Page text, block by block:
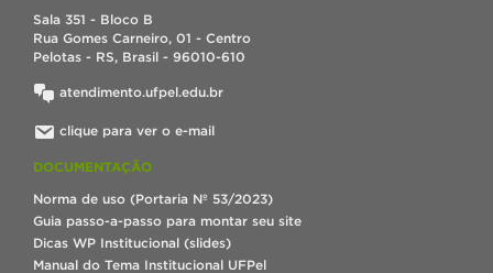
Sala 351 - Bloco B
Rua Gomes Carneiro, 01 - Centro
Pelotas - RS, Brasil - 96010-610
atendimento.ufpel.edu.br
clique para ver o e-mail
DOCUMENTAÇÃO
Norma de uso (Portaria Nº 53/2023)
Guia passo-a-passo para montar seu site
Dicas WP Institucional (slides)
Manual do Tema Institucional UFPel